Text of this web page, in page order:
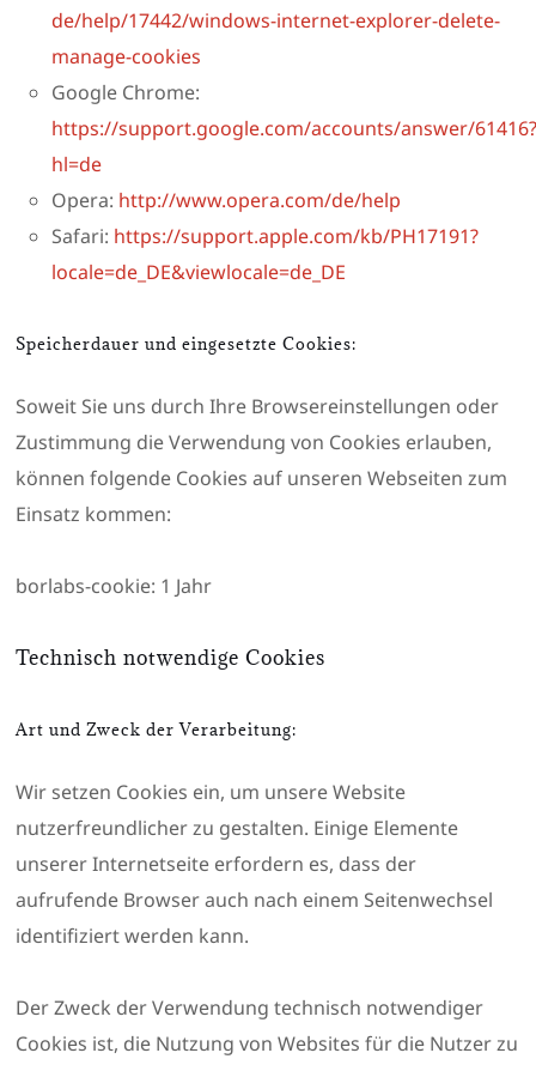
de/help/17442/windows-internet-explorer-delete-
manage-cookies
Google Chrome:
https://support.google.com/accounts/answer/
hl=de
Opera: http://www.opera.com/de/help
Safari: https://support.apple.com/kb/PH17191?
locale=de_DE&viewlocale=de_DE
Speicherdauer und eingesetzte Cookies:
Soweit Sie uns durch Ihre Browsereinstellungen oder
Zustimmung die Verwendung von Cookies erlauben,
können folgende Cookies auf unseren Webseiten zum
Einsatz kommen:
borlabs-cookie: 1 Jahr
Technisch notwendige Cookies
Art und Zweck der Verarbeitung:
Wir setzen Cookies ein, um unsere Website
nutzerfreundlicher zu gestalten. Einige Elemente
unserer Internetseite erfordern es, dass der
aufrufende Browser auch nach einem Seitenwechsel
identifiziert werden kann.
Der Zweck der Verwendung technisch notwendiger
Cookies ist, die Nutzung von Websites für die Nutzer zu